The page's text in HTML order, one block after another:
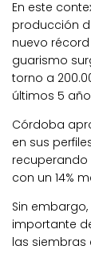
En este
producción
nuevo
guarismo
torno a
últimos 5
Córdoba
en sus
con un 14%
Sin
importante
las siembras